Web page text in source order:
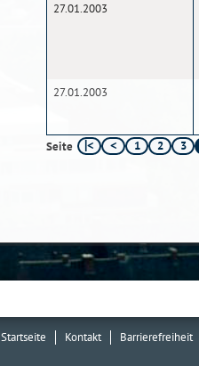
27.01.2003
27.01.2003
Seite 1 2 3
Startseite Kontakt Barrierefreiheit